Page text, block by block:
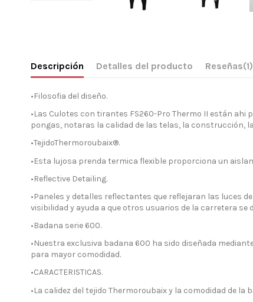
Descripción Detalles del producto Reseñas(1)
•Filosofia del diseño.
•Las Culotes con tirantes FS260-Pro Thermo II están
pongas, notaras la calidad de las telas, la construcción,
•TejidoThermoroubaix®.
•Esta lujosa prenda termica flexible proporciona un
•Reflective Detailing.
•Paneles y detalles reflectantes que reflejaran las luces
visibilidad y ayuda a que otros usuarios de la carretera se
•Badana serie 600.
•Nuestra exclusiva badana 600 ha sido diseñada
para mayor comodidad.
•CARACTERISTICAS.
•La calidez del tejido Thermoroubaix y la comodidad de